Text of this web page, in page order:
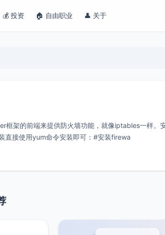
💰 投资 🏠 自由职业 👤 关于
架的前端来提供防火墙功能，就像iptables一样。
直接使用yum命令安装即可：#安装firewa